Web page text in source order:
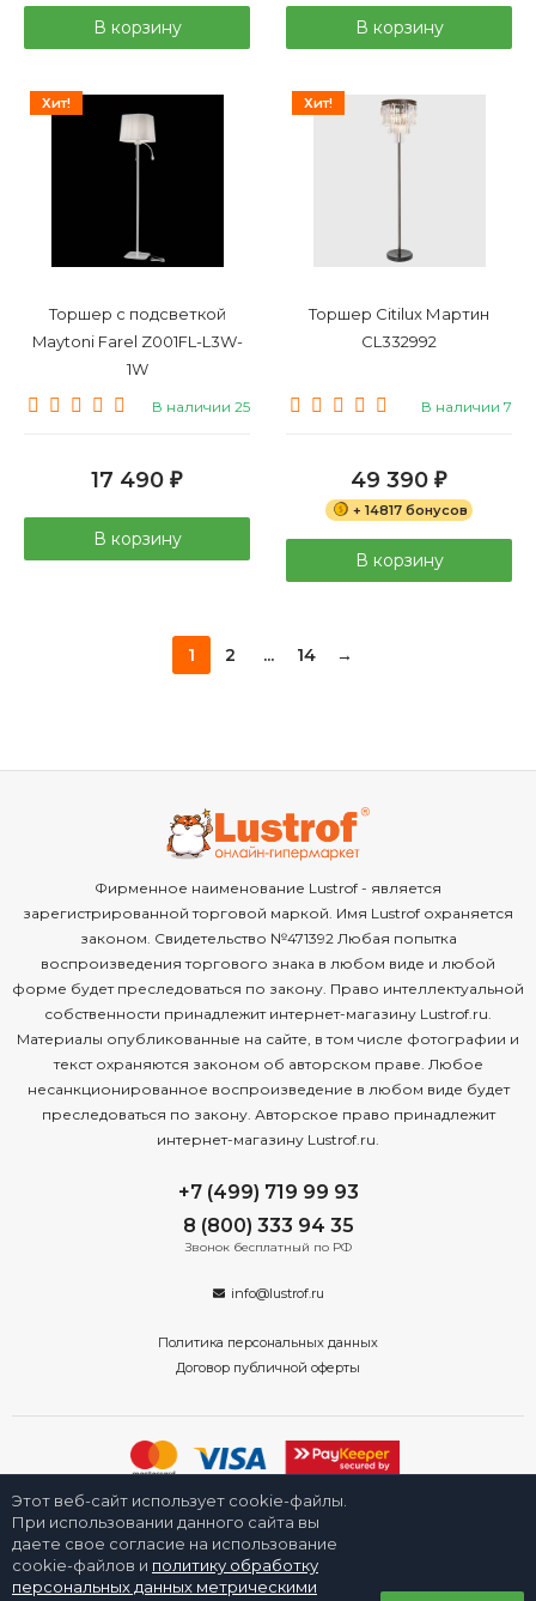
В корзину В корзину
Хит!
Торшер с подсветкой
Maytoni Farel Z001FL-L3W-
1W
В наличии 25
17 490 ₽
В корзину
Хит!
Торшер Citilux Мартин
CL332992
В наличии 7
49 390 ₽
+ 14817 бонусов
В корзину
1 2 ... 14 →
Фирменное наименование Lustrof - является
зарегистрированной торговой маркой. Имя Lustrof охраняется
законом. Свидетельство №471392 Любая попытка
воспроизведения торгового знака в любом виде и любой
форме будет преследоваться по закону. Право интеллектуальной
собственности принадлежит интернет-магазину Lustrof.ru.
Материалы опубликованные на сайте, в том числе фотографии и
текст охраняются законом об авторском праве. Любое
несанкционированное воспроизведение в любом виде будет
преследоваться по закону. Авторское право принадлежит
интернет-магазину Lustrof.ru.
+7 (499) 719 99 93
8 (800) 333 94 35
Звонок бесплатный по РФ
info@lustrof.ru
Политика персональных данных
Договор публичной оферты
2008-2026 © Интернет-магазин «Люстроф» в Туле - приборы освещения
для дома и улицы. Все права защищены.
Этот веб-сайт использует cookie-файлы.
При использовании данного сайта вы
даете свое согласие на использование
cookie-файлов и политику обработку
персональных данных метрическими